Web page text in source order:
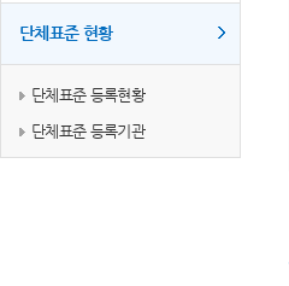
단체표준 현황
단체표준 등록현황
단체표준 등록기관